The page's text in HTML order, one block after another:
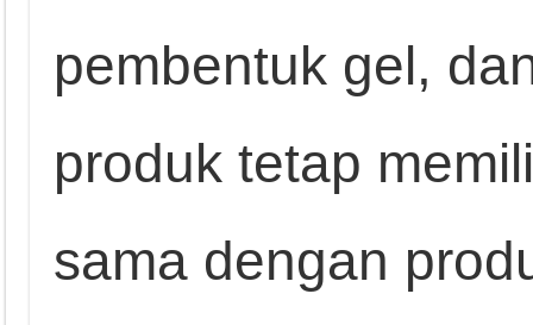
pembentuk gel,
produk tetap
sama dengan